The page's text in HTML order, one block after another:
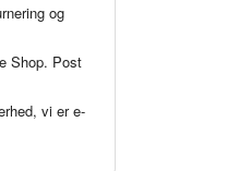
og
Shop. Post
vi er e-